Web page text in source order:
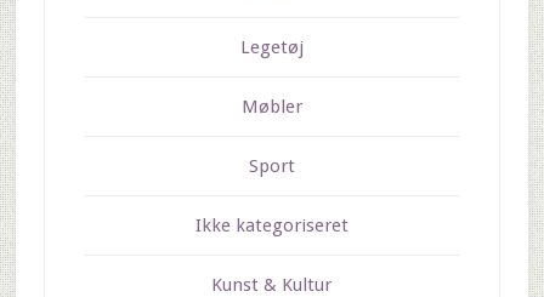
Legetøj
Møbler
Sport
Ikke kategoriseret
Kunst & Kultur